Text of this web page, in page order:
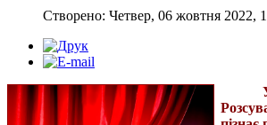
Створено: Четвер, 06 жовтня 2022,